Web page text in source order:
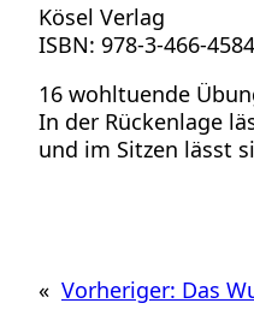
Kösel Verlag
ISBN: 978-3-466-
16 wohltuende
In der Rückenlage
und im Sitzen lässt
« Vorheriger: Das